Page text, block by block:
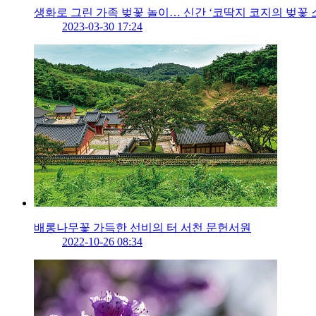
생화로 그린 가족 벚꽃 놀이… 신간 ‘코딱지 코지의 벚꽃
2023-03-30 17:24
배롱나무꽃 가득한 선비의 터 서천 문헌서원
2022-10-26 08:34